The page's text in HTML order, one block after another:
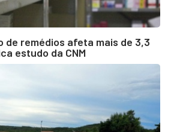
de remédios afeta mais de 3,3
estudo da CNM